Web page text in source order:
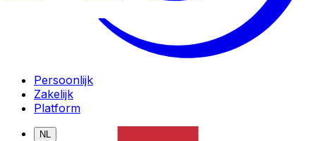
Persoonlijk
Zakelijk
Platform
NL